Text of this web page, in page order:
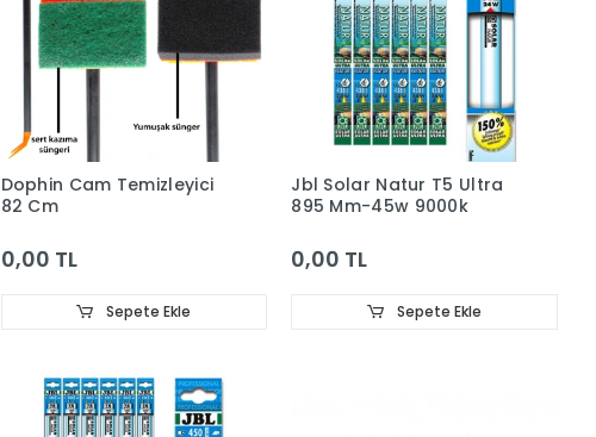
Dophin Cam Temizleyici
82 Cm
0,00 TL
Sepete Ekle
Jbl Solar Natur T5 Ultra
895 Mm-45w 9000k
0,00 TL
Sepete Ekle